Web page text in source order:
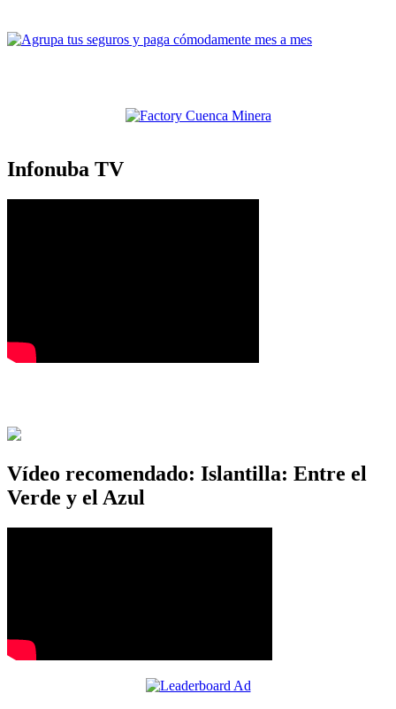
Infonuba TV
Vídeo recomendado: Islantilla: Entre el
Verde y el Azul